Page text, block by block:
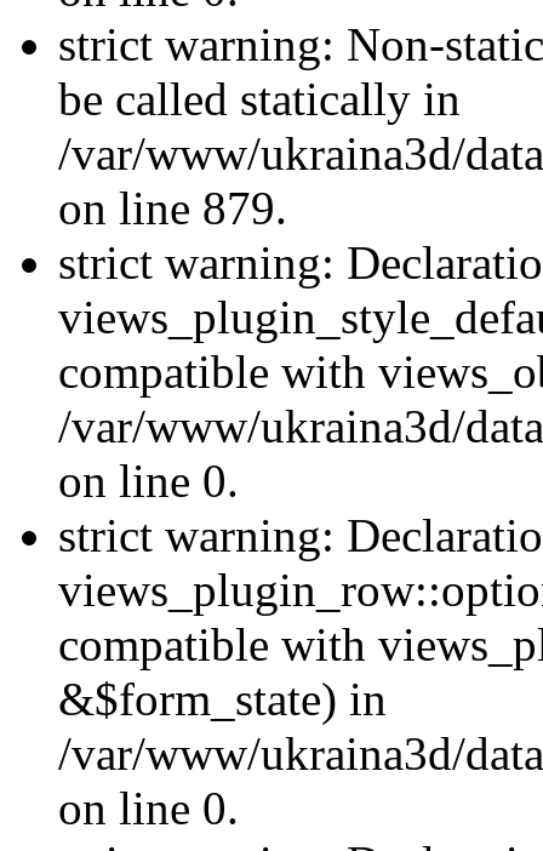
strict warning: Non-
be called statically in
/var/www/ukraina3d/
on line 879.
strict warning:
compatible with
/var/www/ukraina3d/
on line 0.
strict warning:
compatible with
&$form_state) in
/var/www/ukraina3d/
on line 0.